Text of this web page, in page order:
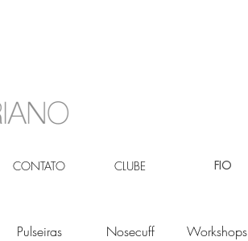
CONTATO CLUBE FIO
Pulseiras Nosecuff Workshops